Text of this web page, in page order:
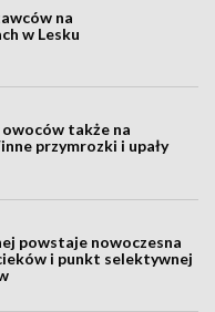
na
w Lesku
także na
przymrozki i upały
powstaje nowoczesna
i punkt selektywnej